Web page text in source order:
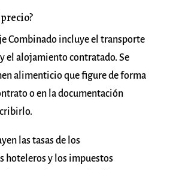
Combinado incluye el transporte
el alojamiento contratado. Se
alimenticio que figure de forma
o en la documentación
las tasas de los
hoteleros y los impuestos